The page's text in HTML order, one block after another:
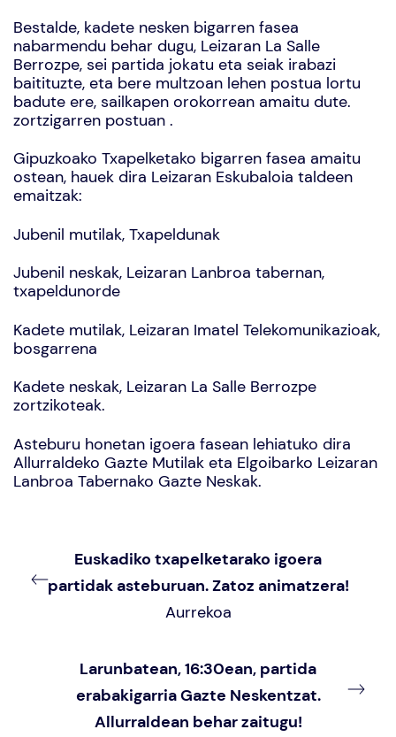
Bestalde, kadete nesken bigarren fasea
nabarmendu behar dugu, Leizaran La Salle
Berrozpe, sei partida jokatu eta seiak irabazi
baitituzte, eta bere multzoan lehen postua lortu
badute ere, sailkapen orokorrean amaitu dute.
zortzigarren postuan .
Gipuzkoako Txapelketako bigarren fasea amaitu
ostean, hauek dira Leizaran Eskubaloia taldeen
emaitzak:
Jubenil mutilak, Txapeldunak
Jubenil neskak, Leizaran Lanbroa tabernan,
txapeldunorde
Kadete mutilak, Leizaran Imatel Telekomunikazioak,
bosgarrena
Kadete neskak, Leizaran La Salle Berrozpe
zortzikoteak.
Asteburu honetan igoera fasean lehiatuko dira
Allurraldeko Gazte Mutilak eta Elgoibarko Leizaran
Lanbroa Tabernako Gazte Neskak.
Euskadiko txapelketarako igoera
partidak asteburuan. Zatoz animatzera!
Aurrekoa
Larunbatean, 16:30ean, partida
erabakigarria Gazte Neskentzat.
Allurraldean behar zaitugu!